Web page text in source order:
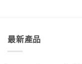
最新產品